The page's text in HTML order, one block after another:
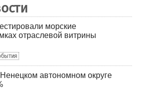
морские
отраслевой витрины
автономном округе